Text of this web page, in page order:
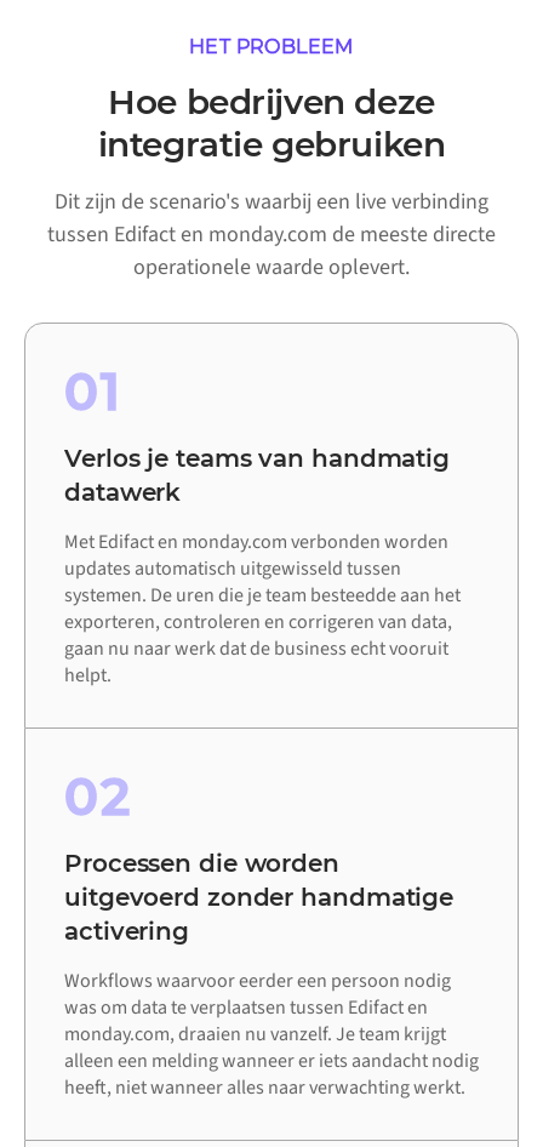
HET PROBLEEM
Hoe bedrijven deze
integratie gebruiken
Dit zijn de scenario's waarbij een live verbinding
tussen Edifact en monday.com de meeste directe
operationele waarde oplevert.
01
Verlos je teams van handmatig
datawerk
Met Edifact en monday.com verbonden worden
updates automatisch uitgewisseld tussen
systemen. De uren die je team besteedde aan het
exporteren, controleren en corrigeren van data,
gaan nu naar werk dat de business echt vooruit
helpt.
02
Processen die worden
uitgevoerd zonder handmatige
activering
Workflows waarvoor eerder een persoon nodig
was om data te verplaatsen tussen Edifact en
monday.com, draaien nu vanzelf. Je team krijgt
alleen een melding wanneer er iets aandacht nodig
heeft, niet wanneer alles naar verwachting werkt.